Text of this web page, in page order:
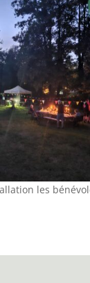
les